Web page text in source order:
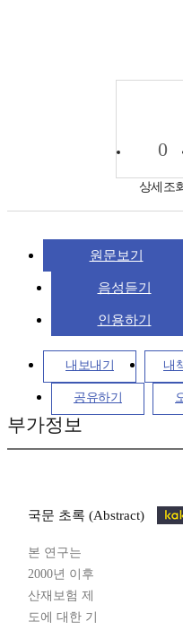
0
상세조회
원문보기
음성듣기
인용하기
내보내기 내
공유하기
부가정보
국문 초록 (Abstract)
본 연구는
2000년 이후
산재보험 제
도에 대한 기